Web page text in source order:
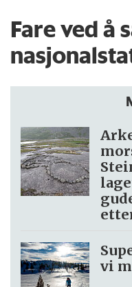
internt i
også se på
snarere var
voldelige.
– Tidligere kilder
vikingtiden viser
nordengelske
som sto for svært
stakk igjen, sier
Fare ved å
vi